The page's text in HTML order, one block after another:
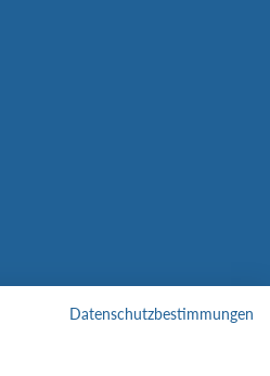
Datenschutzbestimmungen